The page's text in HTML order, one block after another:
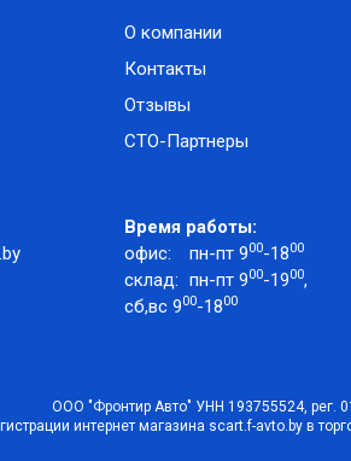
О компании
Контакты
Отзывы
СТО-Партнеры
Время работы:
офис:
пн-пт 900-1800
склад: пн-пт 900-1900,
сб,вс 900-1800
ООО "Фронтир Авто" УНН 193755524, рег.
интернет магазина scart.f-avto.by в